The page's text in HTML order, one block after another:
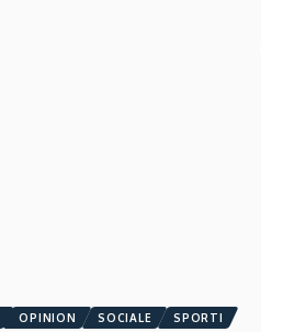
OPINION SOCIALE
SPORTI